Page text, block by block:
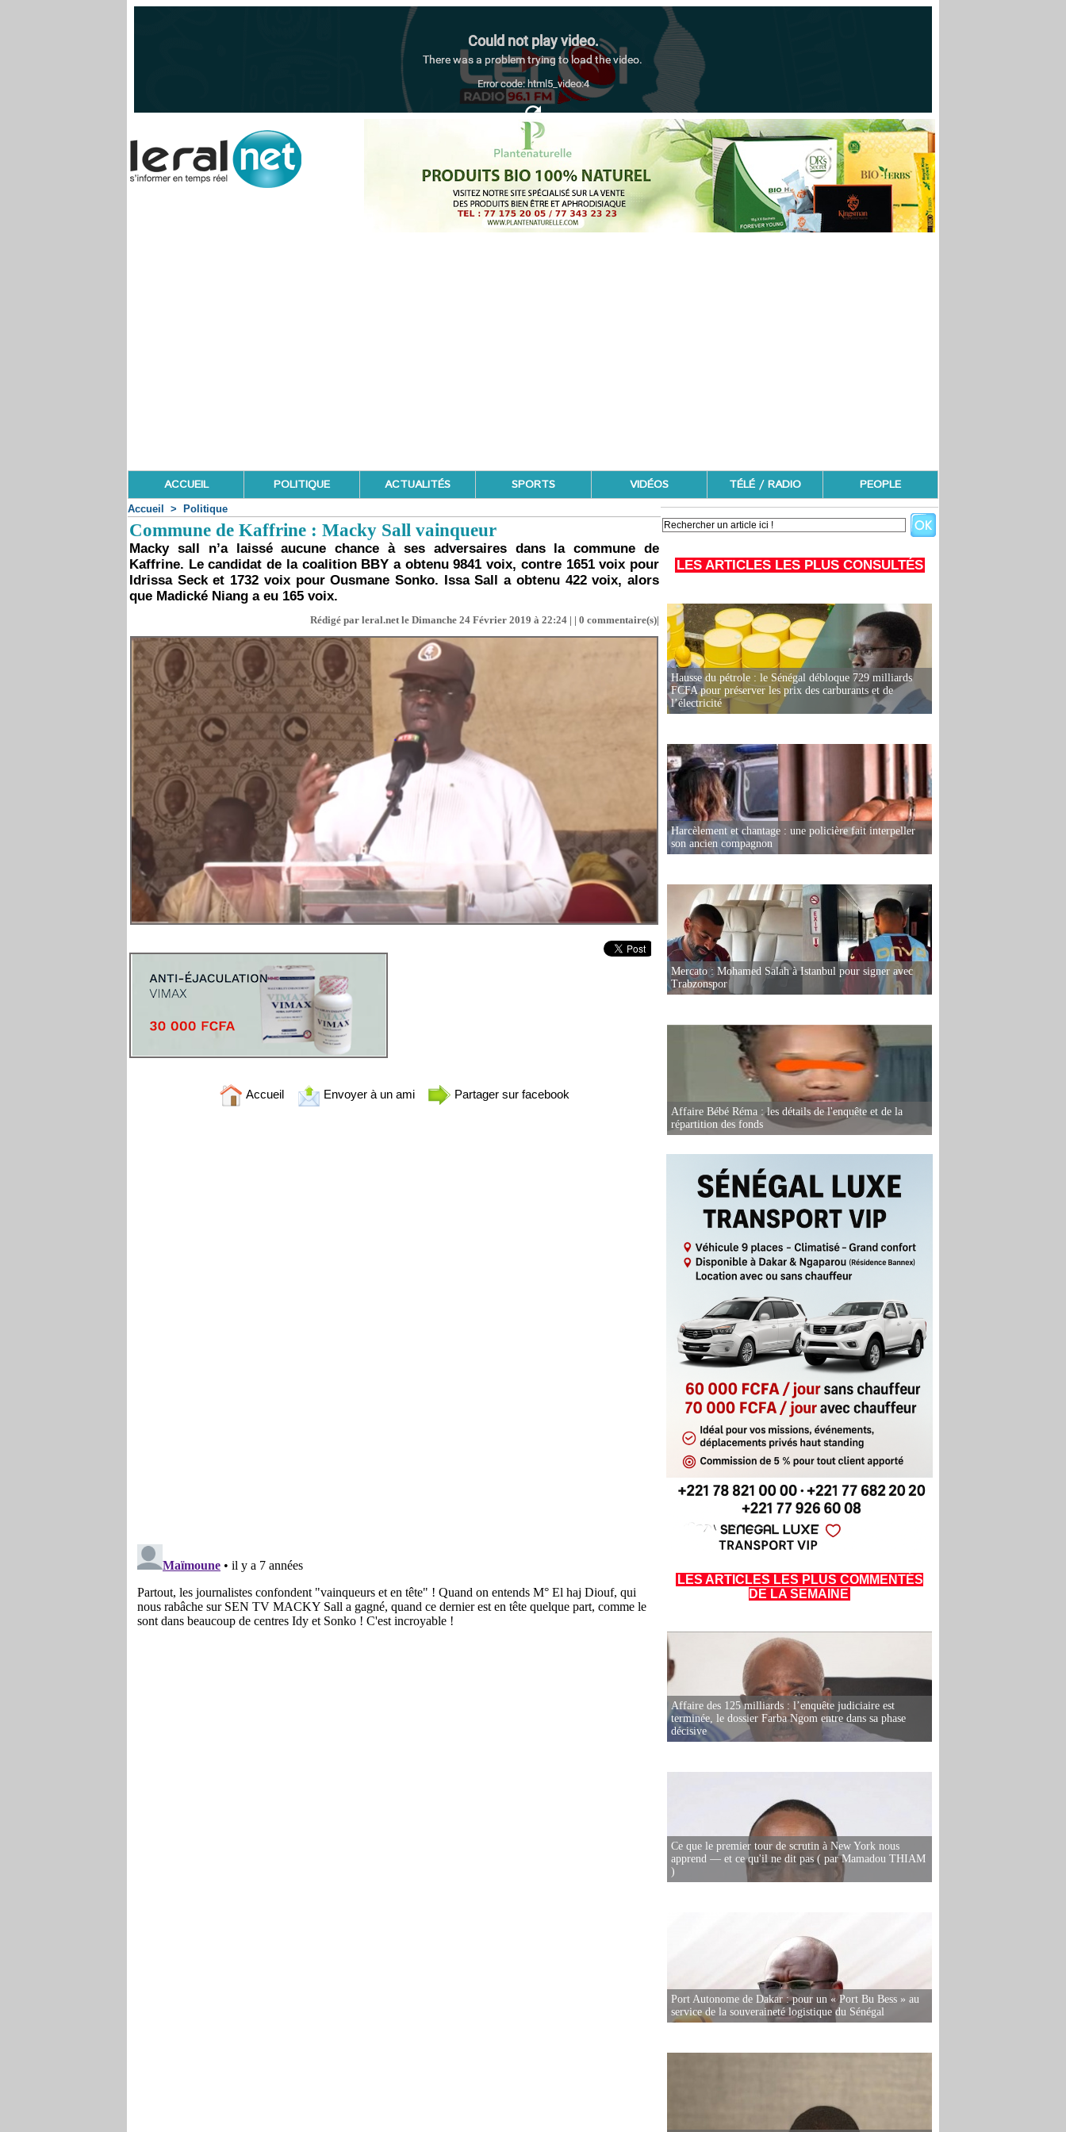
ACCUEIL POLITIQUE ACTUALITÉS SPORTS VIDÉOS TÉLÉ / RADIO PEOPLE
Accueil > Politique
Commune de Kaffrine : Macky Sall vainqueur
Macky sall n’a laissé aucune chance à ses adversaires dans la commune de
Kaffrine. Le candidat de la coalition BBY a obtenu 9841 voix, contre 1651 voix pour
Idrissa Seck et 1732 voix pour Ousmane Sonko. Issa Sall a obtenu 422 voix, alors
que Madické Niang a eu 165 voix.
Rédigé par leral.net le Dimanche 24 Février 2019 à 22:24 | | 0 commentaire(s)|
Accueil Envoyer à un ami Partager sur facebook
LES ARTICLES LES PLUS CONSULTÉS
Hausse du pétrole : le Sénégal débloque 729 milliards
FCFA pour préserver les prix des carburants et de
l’électricité
Harcèlement et chantage : une policière fait interpeller
son ancien compagnon
Mercato : Mohamed Salah à Istanbul pour signer avec
Trabzonspor
Affaire Bébé Réma : les détails de l'enquête et de la
répartition des fonds
LES ARTICLES LES PLUS COMMENTÉS
DE LA SEMAINE
Affaire des 125 milliards : l’enquête judiciaire est
terminée, le dossier Farba Ngom entre dans sa phase
décisive
Ce que le premier tour de scrutin à New York nous
apprend — et ce qu'il ne dit pas ( par Mamadou THIAM
)
Port Autonome de Dakar : pour un « Port Bu Bess » au
service de la souveraineté logistique du Sénégal